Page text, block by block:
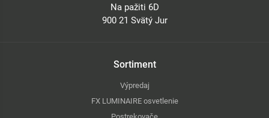
Na pažiti 6D
900 21 Svätý Jur
Sortiment
Výpredaj
FX LUMINAIRE osvetlenie